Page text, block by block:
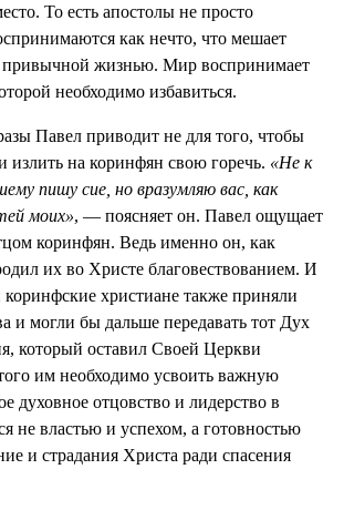
То есть апостолы не просто
как нечто, что мешает
жизнью. Мир воспринимает
необходимо избавиться.
Павел приводит не для того, чтобы
излить на коринфян свою горечь. «Не к
пишу сие, но вразумляю вас, как
моих», — поясняет он. Павел ощущает
коринфян. Ведь именно он, как
их во Христе благовествованием. И
коринфские христиане также приняли
и могли бы дальше передавать тот Дух
который оставил Своей Церкви
им необходимо усвоить важную
духовное отцовство и лидерство в
не властью и успехом, а готовностью
и страдания Христа ради спасения